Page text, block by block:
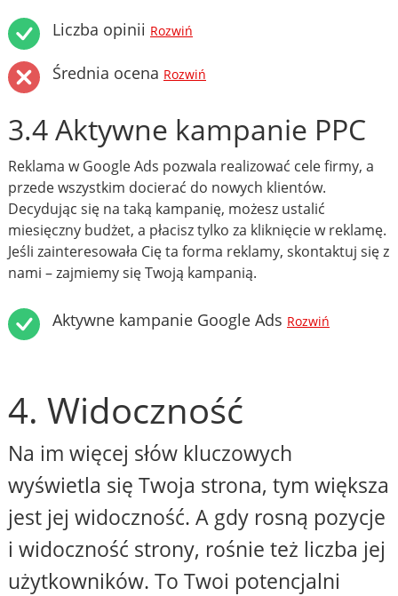
Liczba opinii Rozwiń
Średnia ocena Rozwiń
3.4 Aktywne kampanie PPC
Reklama w Google Ads pozwala realizować cele firmy, a
przede wszystkim docierać do nowych klientów.
Decydując się na taką kampanię, możesz ustalić
miesięczny budżet, a płacisz tylko za kliknięcie w reklamę.
Jeśli zainteresowała Cię ta forma reklamy, skontaktuj się z
nami – zajmiemy się Twoją kampanią.
Aktywne kampanie Google Ads Rozwiń
4. Widoczność
Na im więcej słów kluczowych
wyświetla się Twoja strona, tym większa
jest jej widoczność. A gdy rosną pozycje
i widoczność strony, rośnie też liczba jej
użytkowników. To Twoi potencjalni